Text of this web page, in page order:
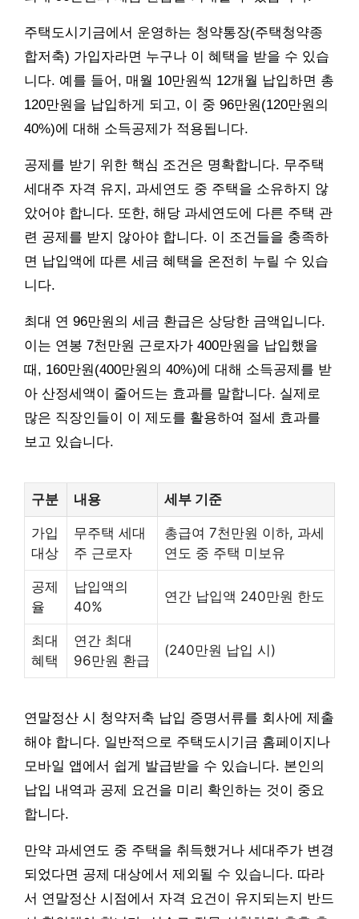
주택도시기금에서 운영하는 청약통장(주택청약종
합저축) 가입자라면 누구나 이 혜택을 받을 수 있습
니다. 예를 들어, 매월 10만원씩 12개월 납입하면 총
120만원을 납입하게 되고, 이 중 96만원(120만원의
40%)에 대해 소득공제가 적용됩니다.
공제를 받기 위한 핵심 조건은 명확합니다. 무주택
세대주 자격 유지, 과세연도 중 주택을 소유하지 않
았어야 합니다. 또한, 해당 과세연도에 다른 주택 관
련 공제를 받지 않아야 합니다. 이 조건들을 충족하
면 납입액에 따른 세금 혜택을 온전히 누릴 수 있습
니다.
최대 연 96만원의 세금 환급은 상당한 금액입니다.
이는 연봉 7천만원 근로자가 400만원을 납입했을
때, 160만원(400만원의 40%)에 대해 소득공제를 받
아 산정세액이 줄어드는 효과를 말합니다. 실제로
많은 직장인들이 이 제도를 활용하여 절세 효과를
보고 있습니다.
구분 내용 세부 기준
가입
대상
무주택 세대
주 근로자
총급여 7천만원 이하, 과세
연도 중 주택 미보유
공제
율
납입액의
40%
연간 납입액 240만원 한도
최대
혜택
연간 최대
96만원 환급
(240만원 납입 시)
연말정산 시 청약저축 납입 증명서류를 회사에 제출
해야 합니다. 일반적으로 주택도시기금 홈페이지나
모바일 앱에서 쉽게 발급받을 수 있습니다. 본인의
납입 내역과 공제 요건을 미리 확인하는 것이 중요
합니다.
만약 과세연도 중 주택을 취득했거나 세대주가 변경
되었다면 공제 대상에서 제외될 수 있습니다. 따라
서 연말정산 시점에서 자격 요건이 유지되는지 반드